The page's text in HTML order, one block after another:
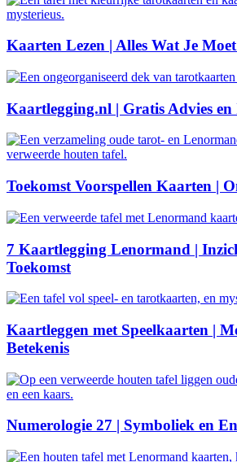
Kaarten Lezen | Alles Wat Je
Kaartlegging.nl | Gratis Advies en
Toekomst Voorspellen Kaarten |
7 Kaartlegging Lenormand |
Toekomst
Kaartleggen met Speelkaarten |
Betekenis
Numerologie 27 | Symboliek en